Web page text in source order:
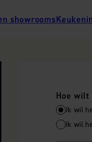
showrooms
Hoe wilt
Ik wil
Ik wil